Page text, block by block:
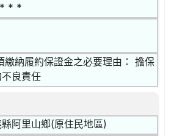
* *
繳納履約保證金之必要理由： 擔保
良責任
縣阿里山鄉(原住民地區)